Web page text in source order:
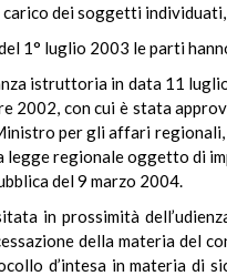
dei soggetti
1° luglio 2003 le parti
istruttoria in data 11
2002, con cui è stata
per gli affari
legge regionale oggetto di
del 9 marzo 2004.
in prossimità
della materia del
d’intesa in materia di